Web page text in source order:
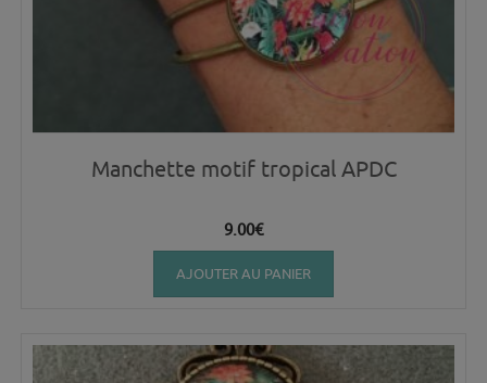
Manchette motif tropical APDC
9.00€
AJOUTER AU PANIER